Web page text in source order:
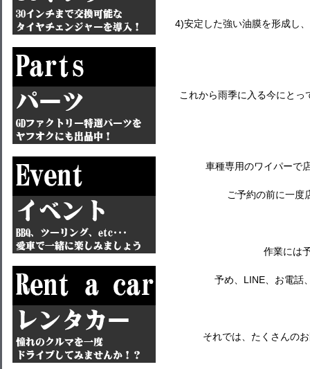
4)安定した強い油膜を形成し
これから雨季に入る今にと
車種専用のワイパーで
ご予約の前に一度
作業には
予め、LINE、お電話
それでは、たくさんの